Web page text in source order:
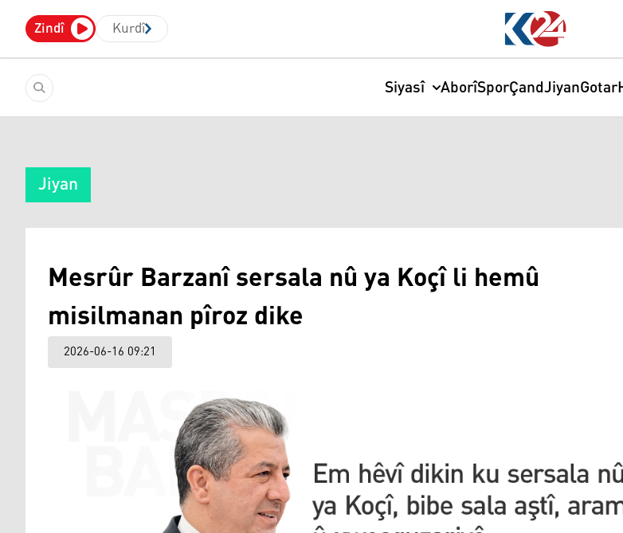
Zindî Kurdî
Siyasî AborîSporÇandJiyanGotar
Jiyan
Mesrûr Barzanî sersala nû ya Koçî li hemû
misilmanan pîroz dike
2026-06-16 09:21